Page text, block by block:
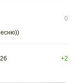
0
+2